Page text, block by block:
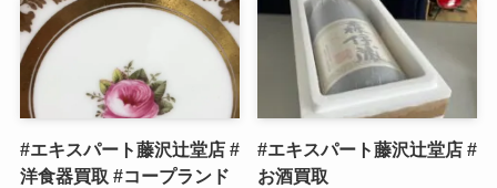
#エキスパート藤沢辻堂店 #
洋食器買取 #コープランド
#エキスパート藤沢辻堂店 #
お酒買取